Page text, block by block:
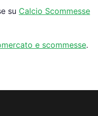
su Calcio Scommesse
e scommesse.